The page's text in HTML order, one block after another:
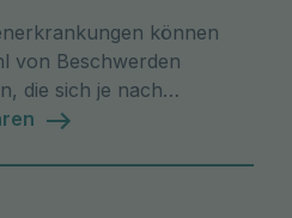
können
von Beschwerden
die sich je nach
und betroffener Klappe